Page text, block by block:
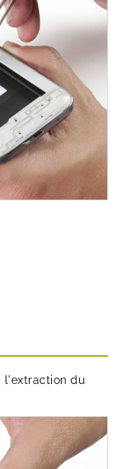
l'extraction du